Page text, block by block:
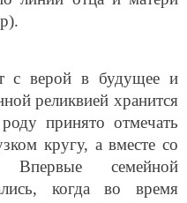
с верой в будущее и
реликвией хранится
принято отмечать
кругу, а вместе со
Впервые семейной
когда во время